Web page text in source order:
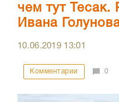
чем тут Тесак.
Ивана
10.06.2019 13:01
Комментарии 0